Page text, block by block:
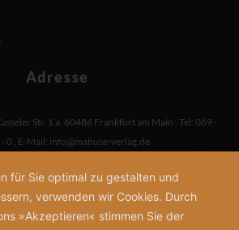
Adresse
Str. 1 a, 60486 Frankfurt am Main , Tel: 069 -
0 , E-Mail: info@mabuse-verlag.de
für Sie optimal zu gestalten und
verwenden wir Cookies. Durch
»Akzeptieren« stimmen Sie der